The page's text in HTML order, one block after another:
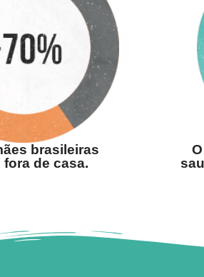
brasileiras
de casa.